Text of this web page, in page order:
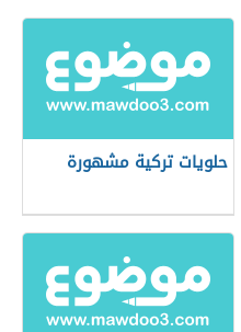
حلويات تركية مشهورة